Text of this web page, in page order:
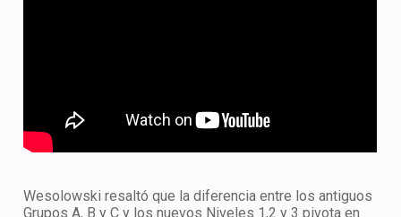
Wesolowski resaltó que la diferencia entre los antiguos
Grupos A, B y C y los nuevos Niveles 1,2 y 3 pivota en